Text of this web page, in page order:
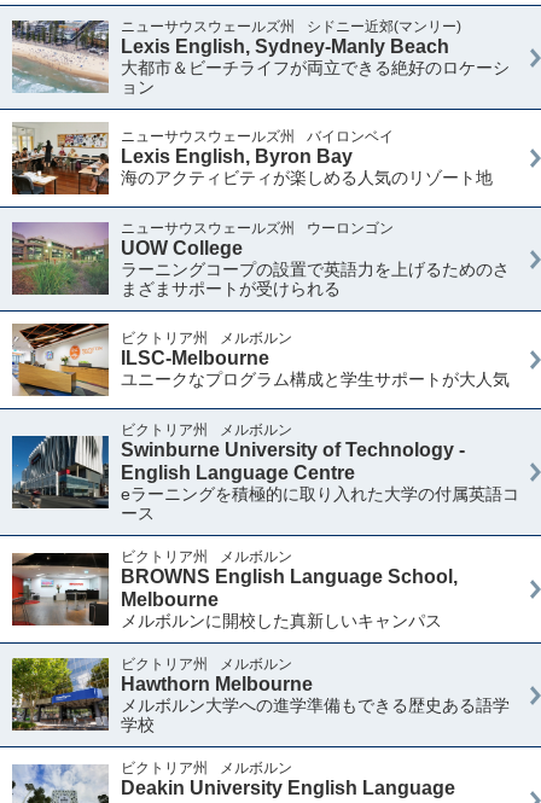
ニューサウスウェールズ州 シドニー近郊(マンリー)
Lexis English, Sydney-Manly Beach
大都市＆ビーチライフが両立できる絶好のロケーシ
ョン
ニューサウスウェールズ州 バイロンベイ
Lexis English, Byron Bay
海のアクティビティが楽しめる人気のリゾート地
ニューサウスウェールズ州 ウーロンゴン
UOW College
ラーニングコープの設置で英語力を上げるためのさ
まざまサポートが受けられる
ビクトリア州 メルボルン
ILSC-Melbourne
ユニークなプログラム構成と学生サポートが大人気
ビクトリア州 メルボルン
Swinburne University of Technology -
English Language Centre
eラーニングを積極的に取り入れた大学の付属英語コ
ース
ビクトリア州 メルボルン
BROWNS English Language School,
Melbourne
メルボルンに開校した真新しいキャンパス
ビクトリア州 メルボルン
Hawthorn Melbourne
メルボルン大学への進学準備もできる歴史ある語学
学校
ビクトリア州 メルボルン
Deakin University English Language